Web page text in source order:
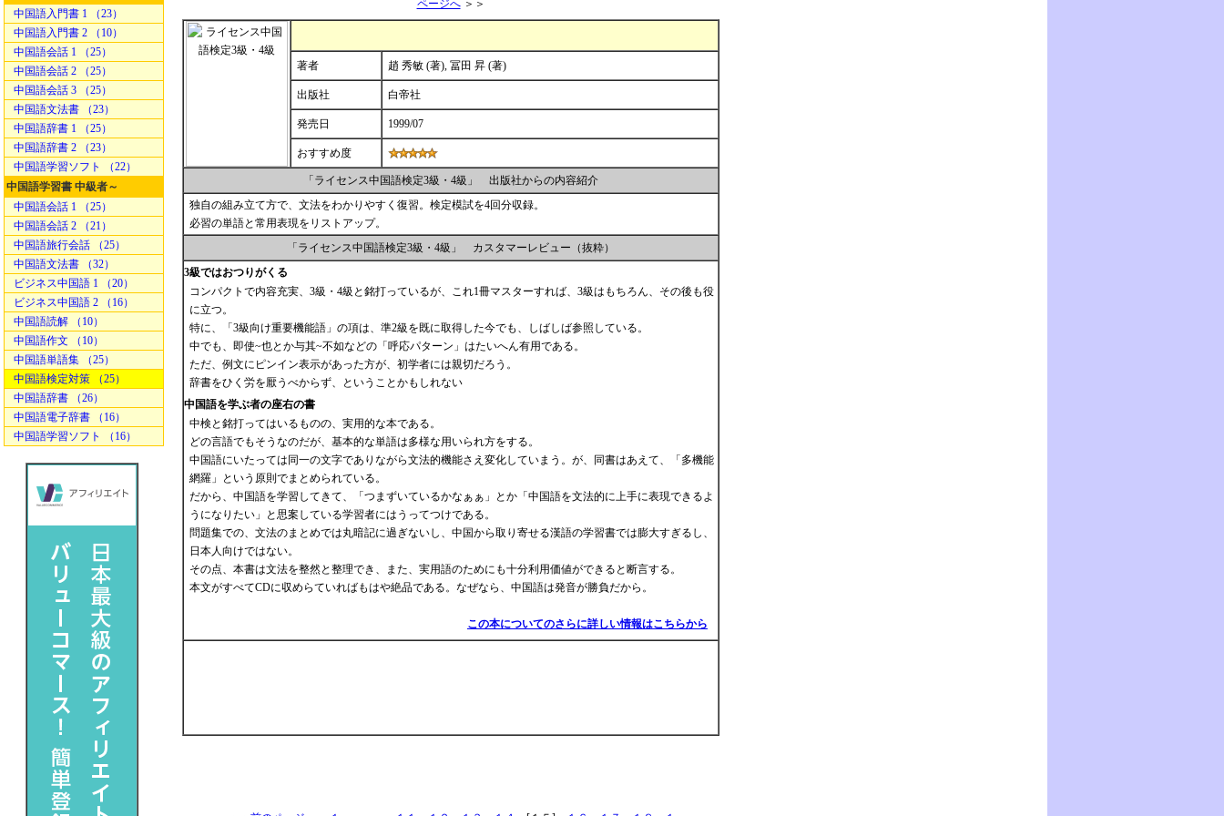
中国語入門書 1 （23）
中国語入門書 2 （10）
中国語会話 1 （25）
中国語会話 2 （25）
中国語会話 3 （25）
中国語文法書 （23）
中国語辞書 1 （25）
中国語辞書 2 （23）
中国語学習ソフト （22）
中国語学習書 中級者～
中国語会話 1 （25）
中国語会話 2 （21）
中国語旅行会話 （25）
中国語文法書 （32）
ビジネス中国語 1 （20）
ビジネス中国語 2 （16）
中国語読解 （10）
中国語作文 （10）
中国語単語集 （25）
中国語検定対策 （25）
中国語辞書 （26）
中国語電子辞書 （16）
中国語学習ソフト （16）
ページへ＞＞
著者 趙 秀敏 (著), 冨田 昇 (著)
出版社 白帝社
発売日 1999/07
おすすめ度
「ライセンス中国語検定3級・4級」 出版社からの内容紹介
独自の組み立て方で、文法をわかりやすく復習。検定模試を4回分収録。
必習の単語と常用表現をリストアップ。
「ライセンス中国語検定3級・4級」 カスタマーレビュー（抜粋）
3級ではおつりがくる
コンパクトで内容充実、3級・4級と銘打っているが、これ1冊マスターすれば、3級はもちろん、その後も役
に立つ。
特に、「3級向け重要機能語」の項は、準2級を既に取得した今でも、しばしば参照している。
中でも、即使~也とか与其~不如などの「呼応パターン」はたいへん有用である。
ただ、例文にピンイン表示があった方が、初学者には親切だろう。
辞書をひく労を厭うべからず、ということかもしれない
中国語を学ぶ者の座右の書
中検と銘打ってはいるものの、実用的な本である。
どの言語でもそうなのだが、基本的な単語は多様な用いられ方をする。
中国語にいたっては同一の文字でありながら文法的機能さえ変化していまう。が、同書はあえて、「多機能
網羅」という原則でまとめられている。
だから、中国語を学習してきて、「つまずいているかなぁぁ」とか「中国語を文法的に上手に表現できるよ
うになりたい」と思案している学習者にはうってつけである。
問題集での、文法のまとめでは丸暗記に過ぎないし、中国から取り寄せる漢語の学習書では膨大すぎるし、
日本人向けではない。
その点、本書は文法を整然と整理でき、また、実用語のためにも十分利用価値ができると断言する。
本文がすべてCDに収めらていればもはや絶品である。なぜなら、中国語は発音が勝負だから。
この本についてのさらに詳しい情報はこちらから